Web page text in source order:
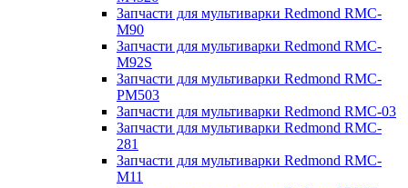
Запчасти для мультиварки Redmond RMC-
M90
Запчасти для мультиварки Redmond RMC-
M92S
Запчасти для мультиварки Redmond RMC-
PM503
Запчасти для мультиварки Redmond RMC-03
Запчасти для мультиварки Redmond RMC-
281
Запчасти для мультиварки Redmond RMC-
M11